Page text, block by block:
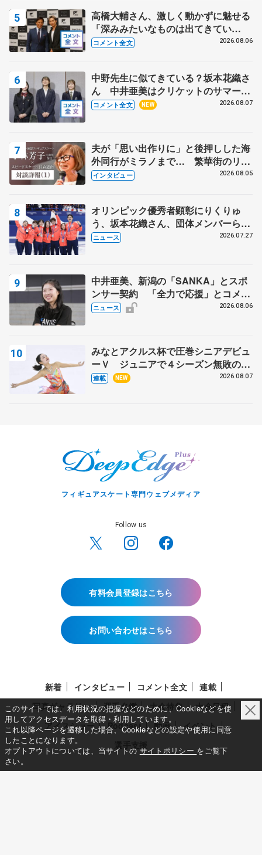
高橋大輔さん、激しく動かずに魅せる
「深みみたいなものは出てきてい
る？」 〝兄さん〟と慕うレジェンド
コメント全文 2026.08.06
中野先生に似てきている？坂本花織さ
ん 中井亜美はクリケットのサマーキ
ャンプに 島田麻央はたくさん試合に
コメント全文 NEW 2026.08.07
夫が「思い出作りに」と後押しした海
外同行がミラノまで… 繁華街のリン
クでは不良のお兄さんも味方に 小林
インタビュー 2026.08.05
オリンピック優秀者顕彰にりくりゅ
う、坂本花織さん、団体メンバーら
8月7日に文科省が表彰式、ブルーノ・
ニュース 2026.07.27
中井亜美、新潟の「SANKA」とスポ
ンサー契約 「全力で応援」とコメン
ト
ニュース 2026.08.06
みなとアクルス杯で圧巻シニアデビュ
ーＶ ジュニアで４シーズン無敗の島
田麻央
連載 NEW 2026.08.07
フィギュアスケート専門ウェブメディア
Follow us
有料会員登録はこちら
お問い合わせはこちら
新着 インタビュー コメント全文
連載
写真ギャラリー
選手名鑑 大会特集
大会日程
アイスショー
Podcast 動画
イベント
このサイトでは、利用状況の把握などのために、Cookieなどを使
用してアクセスデータを取得・利用しています。
これ以降ページを遷移した場合、Cookieなどの設定や使用に同意
したことになります。
オプトアウトについては、当サイトの サイトポリシー をご覧下
さい。